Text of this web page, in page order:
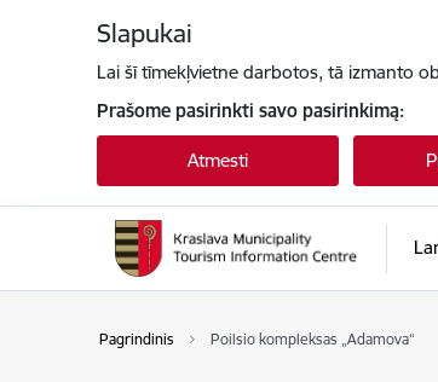
Slapukai
Lai šī tīmekļvietne darbotos, tā izmanto
Prašome pasirinkti savo pasirinkimą:
Atmesti
Pagrindinis Poilsio kompleksas „Adamova“